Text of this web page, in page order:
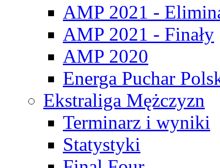
AMP 2021 -
AMP 2021 - Finały
AMP 2020
Energa Puchar
Ekstraliga Mężczyzn
Terminarz i wyniki
Statystyki